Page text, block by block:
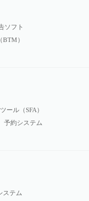
ソフト
）
ール（SFA）
予約システム
ステム